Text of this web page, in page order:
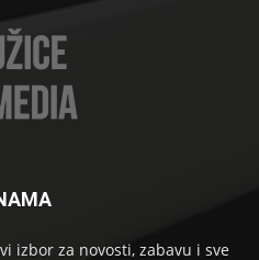
izbor za novosti, zabavu i sve